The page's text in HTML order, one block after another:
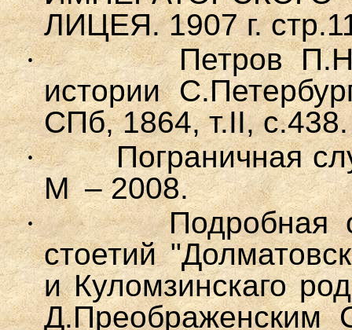
ЛИЦЕЯ. 1907 г.
·
Петров
истории
СПб, 1864, т.II, с.438.
·
Пограничная
М – 2008.
·
Подробная
стоетий
и Куломзинскаго